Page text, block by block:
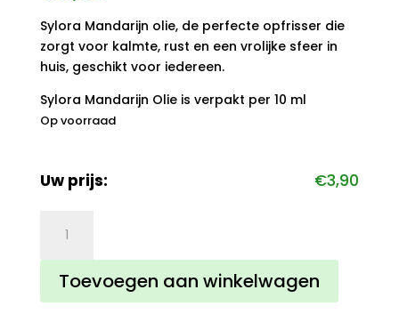
Sylora Mandarijn olie, de perfecte opfrisser die
zorgt voor kalmte, rust en een vrolijke sfeer in
huis, geschikt voor iedereen.
Sylora Mandarijn Olie is verpakt per 10 ml
Op voorraad
Uw prijs: €3,90
Mandarijn
olie
aantal
Toevoegen aan winkelwagen